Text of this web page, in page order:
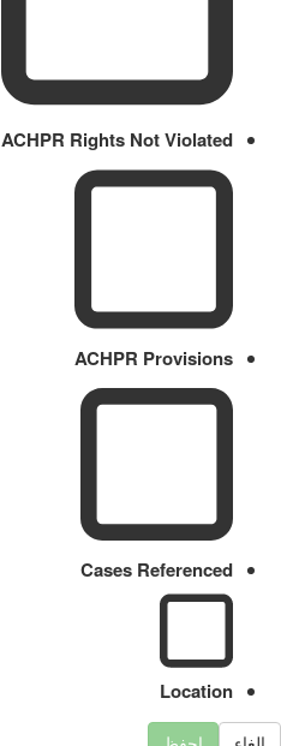
ACHPR Rights Not Violated
ACHPR Provisions
Cases Referenced
Location